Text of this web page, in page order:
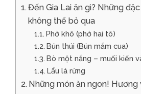
Đến Gia Lai ăn gì? Những
không thể bỏ qua
Phở khô (phở hai tô)
Bún thúi (Bún mắm cua)
Bò một nắng – muối kiến
Lẩu lá rừng
Những món ăn ngon! Hương